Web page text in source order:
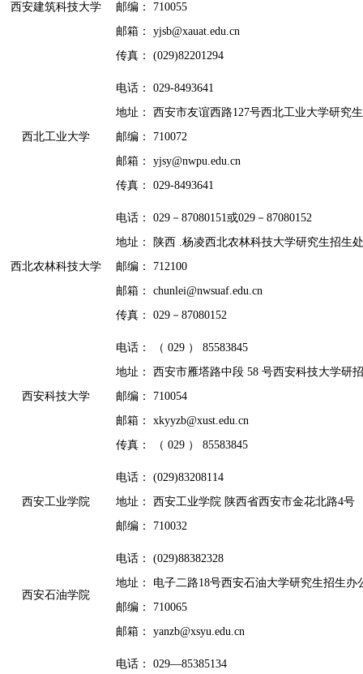
西安建筑科技大学
邮编： 710055
邮箱： yjsb@xauat.edu.cn
传真： (029)82201294
西北工业大学
电话： 029-8493641
地址： 西安市友谊西路127号西北工业大学研究
邮编： 710072
邮箱： yjsy@nwpu.edu.cn
传真： 029-8493641
西北农林科技大学
电话： 029－87080151或029－87080152
地址： 陕西 .杨凌西北农林科技大学研究生招生处
邮编： 712100
邮箱： chunlei@nwsuaf.edu.cn
传真： 029－87080152
西安科技大学
电话： （ 029 ） 85583845
地址： 西安市雁塔路中段 58 号西安科技大学研
邮编： 710054
邮箱： xkyyzb@xust.edu.cn
传真： （ 029 ） 85583845
西安工业学院
电话： (029)83208114
地址： 西安工业学院 陕西省西安市金花北路4号
邮编： 710032
西安石油学院
电话： (029)88382328
地址： 电子二路18号西安石油大学研究生招生办
邮编： 710065
邮箱： yanzb@xsyu.edu.cn
电话： 029—85385134